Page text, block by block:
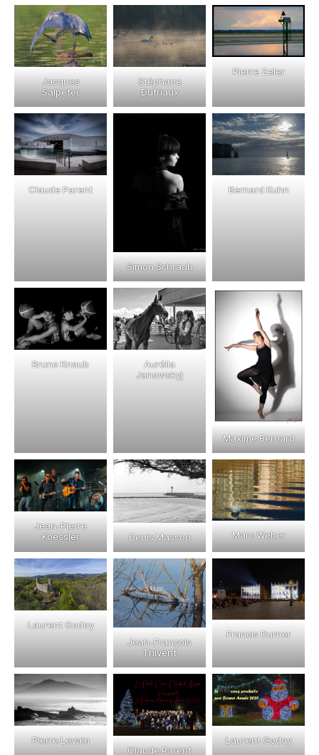
Jacques
Salpeter
Stéphane
Dutriaux
Pierre Zeler
Claude Parent
Simon Schraub
Bernard Kuhn
Bruno Knaub
Aurélia
Janowskyj
Maxime Bernard
Jean-Pierre
Koessler
Denis Masson Marc Weber
Laurent Godoy
Jean-François
Thivent
Francis Durner
Pierre Levain
Claude Parent
Laurent Godoy